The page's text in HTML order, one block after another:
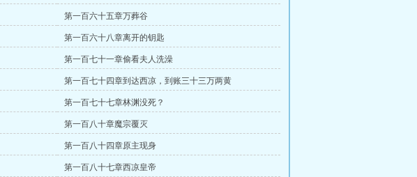
第一百六十五章万葬谷
第一百六十八章离开的钥匙
第一百七十一章偷看夫人洗澡
第一百七十四章到达西凉，到账三十三万两黄
第一百七十七章林渊没死？
第一百八十章魔宗覆灭
第一百八十四章原主现身
第一百八十七章西凉皇帝